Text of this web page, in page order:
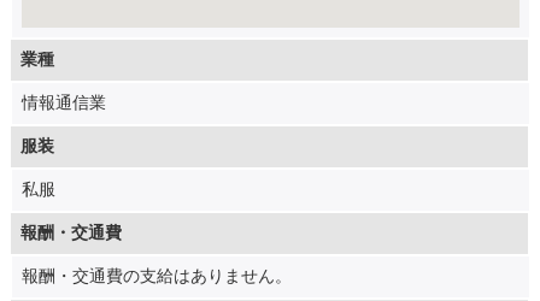
業種
情報通信業
服装
私服
報酬・交通費
報酬・交通費の支給はありません。